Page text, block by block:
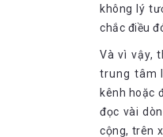
không lý
chắc điều
Và vì vậy,
trung tâm
kênh hoặc
đọc vài
cộng, trên